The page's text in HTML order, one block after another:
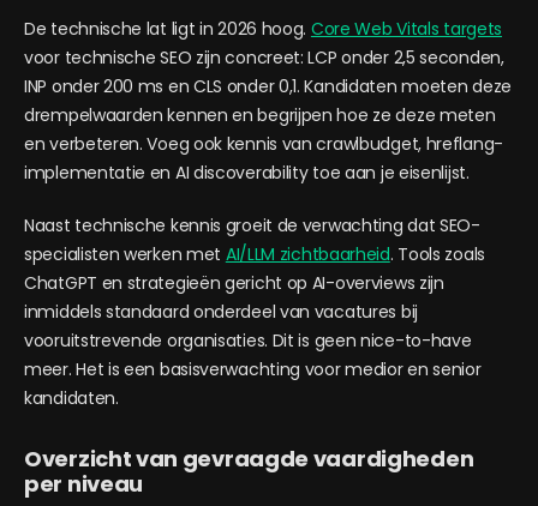
De technische lat ligt in 2026 hoog. Core Web Vitals targets
voor technische SEO zijn concreet: LCP onder 2,5 seconden,
INP onder 200 ms en CLS onder 0,1. Kandidaten moeten deze
drempelwaarden kennen en begrijpen hoe ze deze meten
en verbeteren. Voeg ook kennis van crawlbudget, hreflang-
implementatie en AI discoverability toe aan je eisenlijst.
Naast technische kennis groeit de verwachting dat SEO-
specialisten werken met AI/LLM zichtbaarheid. Tools zoals
ChatGPT en strategieën gericht op AI-overviews zijn
inmiddels standaard onderdeel van vacatures bij
vooruitstrevende organisaties. Dit is geen nice-to-have
meer. Het is een basisverwachting voor medior en senior
kandidaten.
Overzicht van gevraagde vaardigheden
per niveau